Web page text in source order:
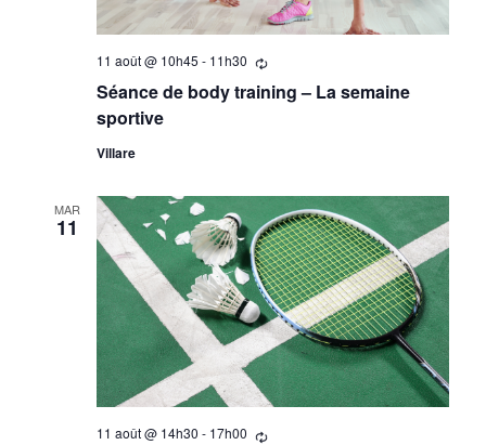
Séance de body training – La semaine
sportive
11 août @ 10h45 - 11h30
Se
Villare
MAR
11
11 août @ 14h30 - 17h00
Se